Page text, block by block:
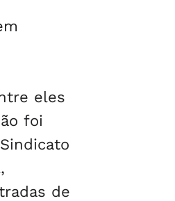
eles
foi
de